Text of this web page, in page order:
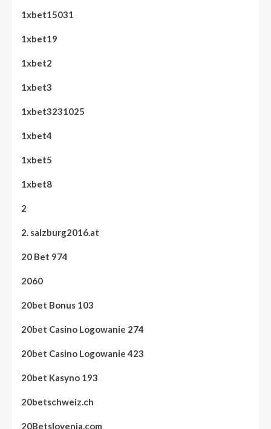
1xbet15031
1xbet19
1xbet2
1xbet3
1xbet3231025
1xbet4
1xbet5
1xbet8
2
2. salzburg2016.at
20 Bet 974
2060
20bet Bonus 103
20bet Casino Logowanie 274
20bet Casino Logowanie 423
20bet Kasyno 193
20betschweiz.ch
20Betslovenia.com